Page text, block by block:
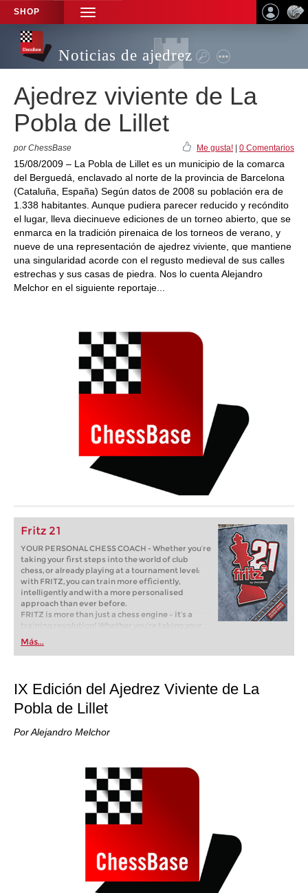
SHOP
TOGGLE
NAVIGATION
Noticias de ajedrez
Ajedrez viviente de La
Pobla de Lillet
por ChessBase Me gusta! 0 Comentarios
15/08/2009 – La Pobla de Lillet es un municipio de la comarca
del Berguedá, enclavado al norte de la provincia de Barcelona
(Cataluña, España) Según datos de 2008 su población era de
1.338 habitantes. Aunque pudiera parecer reducido y recóndito
el lugar, lleva diecinueve ediciones de un torneo abierto, que se
enmarca en la tradición pirenaica de los torneos de verano, y
nueve de una representación de ajedrez viviente, que mantiene
una singularidad acorde con el regusto medieval de sus calles
estrechas y sus casas de piedra. Nos lo cuenta Alejandro
Melchor en el siguiente reportaje...
Fritz 21
YOUR PERSONAL CHESS COACH - Whether you’re
taking your first steps into the world of club
chess, or already playing at a tournament level:
with FRITZ, you can train more efficiently,
intelligently and with a more personalised
approach than ever before.
FRITZ is more than just a chess engine – it’s a
training revolution! Whether you’re taking your
first steps into the world of club chess, or already
playing at a tournament level: with FRITZ, you can
train more efficiently, intelligently and with a
Más...
IX Edición del Ajedrez Viviente de La
Pobla de Lillet
Por Alejandro Melchor